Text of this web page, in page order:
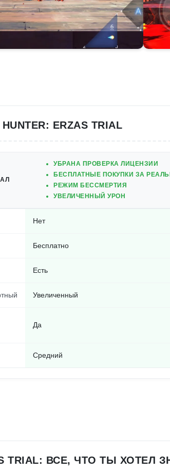
ERZAS TRIAL
УБРАНА ПРОВЕРКА ЛИЦЕНЗИИ
БЕСПЛАТНЫЕ ПОКУПКИ ЗА
РЕЖИМ БЕССМЕРТИЯ
УВЕЛИЧЕННЫЙ УРОН
Нет
Бесплатно
Есть
Увеличенный
Да
Средний
TRIAL: ВСЕ, ЧТО ТЫ ХОТЕЛ